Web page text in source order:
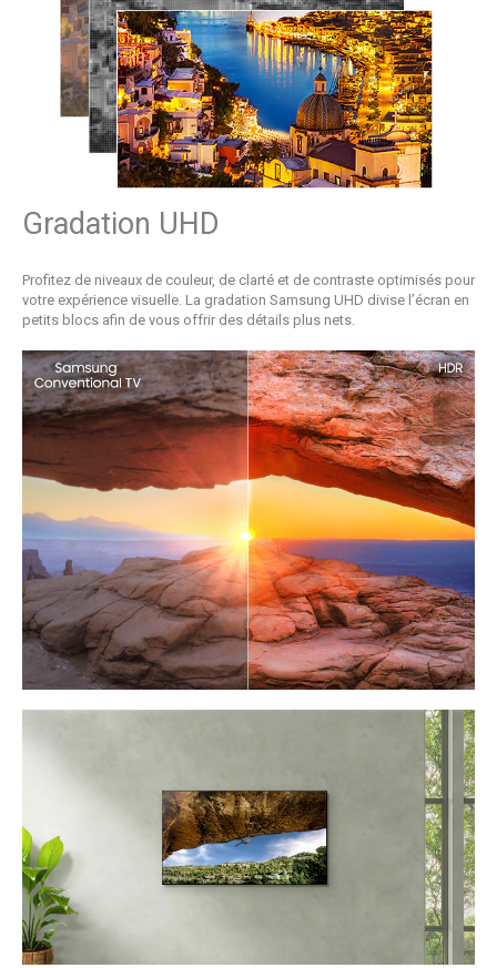
Gradation UHD
Profitez de niveaux de couleur, de clarté et de contraste optimisés pour
votre expérience visuelle. La gradation Samsung UHD divise l’écran en
petits blocs afin de vous offrir des détails plus nets.